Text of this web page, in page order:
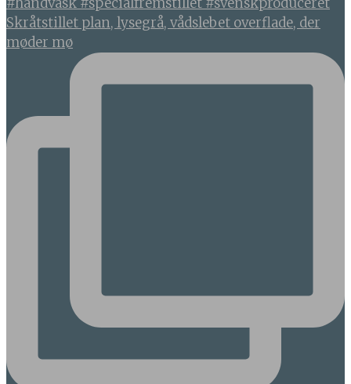
Skråtstillet plan, lysegrå, vådslebet overflade, der
møder mø